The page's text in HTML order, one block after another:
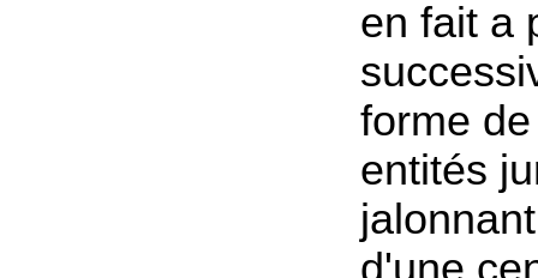
en fait a
forme
entités
d'une